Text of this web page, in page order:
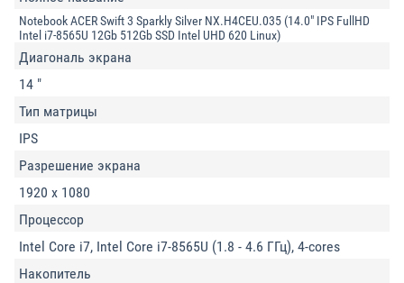
Notebook ACER Swift 3 Sparkly Silver NX.H4CEU.035 (14.0" IPS FullHD
Intel i7-8565U 12Gb 512Gb SSD Intel UHD 620 Linux)
Диагональ экрана
14 "
Тип матрицы
IPS
Разрешение экрана
1920 x 1080
Процессор
Intel Core i7, Intel Core i7-8565U (1.8 - 4.6 ГГц), 4-cores
Накопитель